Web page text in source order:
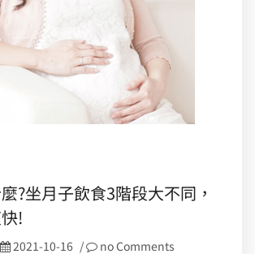
?坐月子飲食3階段大不同，
!
2021-10-16 / no Comments